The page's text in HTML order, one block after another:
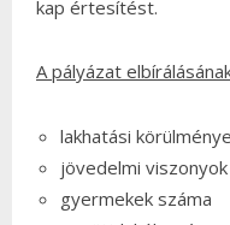
kap értesítést.
A pályázat
lakhatási
jövedelmi viszonyok
gyermekek száma